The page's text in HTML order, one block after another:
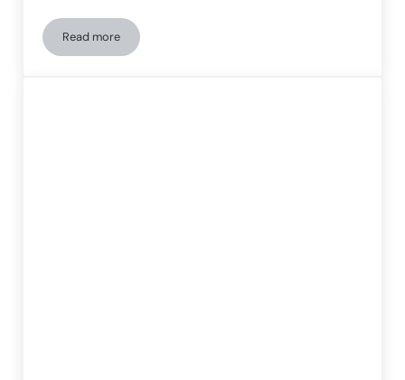
Read moreRééducation neurocognitive et stimulation cognitive dans